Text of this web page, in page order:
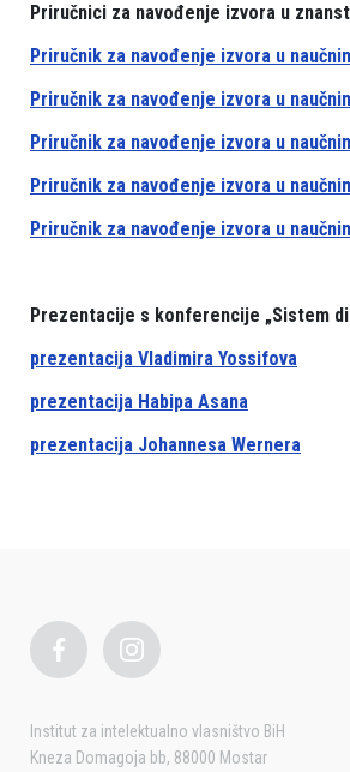
Priručnici za navođenje izvora u
Priručnik za navođenje izvora u
Priručnik za navođenje izvora u
Priručnik za navođenje izvora u
Priručnik za navođenje izvora u
Priručnik za navođenje izvora u
Prezentacije s konferencije „Sistem
prezentacija Vladimira Yossifova
prezentacija Habipa Asana
prezentacija Johannesa Wernera
Institut za intelektualno vlasništvo BiH
Kneza Domagoja bb, 88000 Mostar